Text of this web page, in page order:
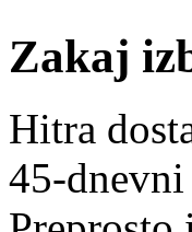
Zakaj
Hitra
45-